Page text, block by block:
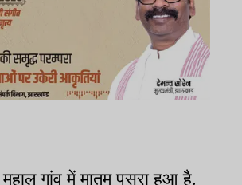
गांव में मातम पसरा हुआ है.